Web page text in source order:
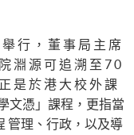
行 ， 董 事 局 主 席
淵 源 可 追 溯 至 7 0
是 於 港 大 校 外 課
文憑」課程，更指當
管理、行政，以及導